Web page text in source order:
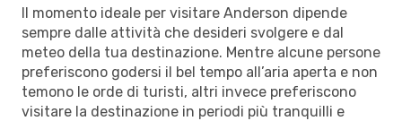
Il momento ideale per visitare Anderson dipende
sempre dalle attività che desideri svolgere e dal
meteo della tua destinazione. Mentre alcune persone
preferiscono godersi il bel tempo all’aria aperta e non
temono le orde di turisti, altri invece preferiscono
visitare la destinazione in periodi più tranquilli e